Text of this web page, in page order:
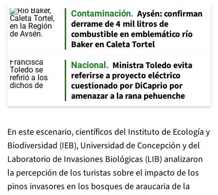
Contaminación
Aysén: confirman
derrame de 4 mil litros de
combustible en emblemático río
Baker en Caleta Tortel
Nacional
Ministra Toledo evita
referirse a proyecto eléctrico
cuestionado por DiCaprio por
amenazar a la rana pehuenche
En este escenario, científicos del Instituto de Ecología y
Biodiversidad (IEB), Universidad de Concepción y del
Laboratorio de Invasiones Biológicas (LIB) analizaron
la percepción de los turistas sobre el impacto de los
pinos invasores en los bosques de araucaria de la